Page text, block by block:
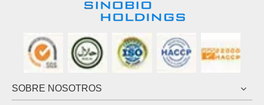
SOBRE NOSOTROS